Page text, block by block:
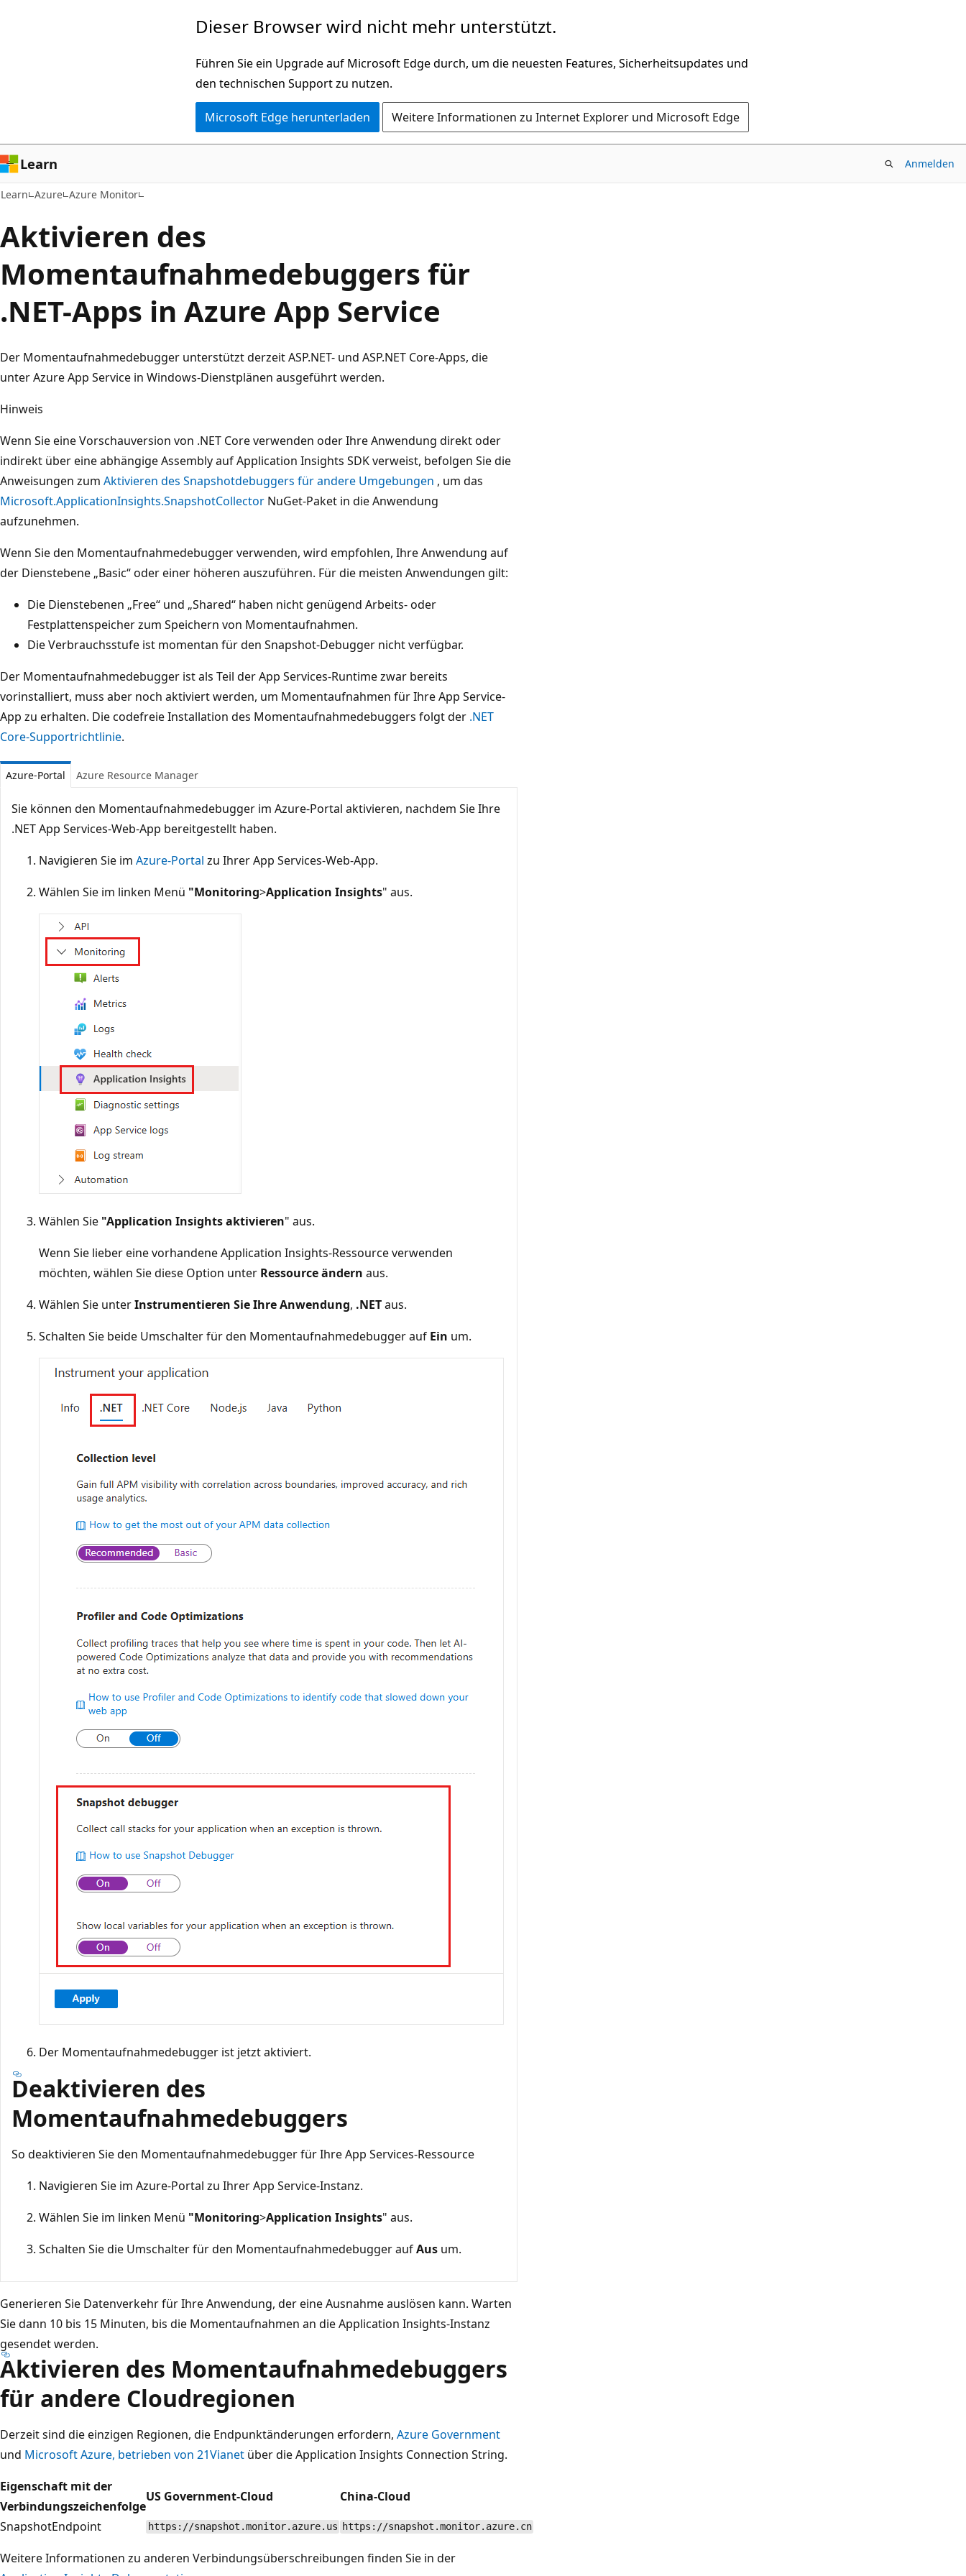
Dieser Browser wird nicht mehr unterstützt.
Führen Sie ein Upgrade auf Microsoft Edge durch, um die neuesten Features, Sicherheitsupdates und
den technischen Support zu nutzen.
Microsoft Edge herunterladen Weitere Informationen zu Internet Explorer und Microsoft Edge
Learn Anmelden
Learn Azure Azure Monitor
Aktivieren des
Momentaufnahmedebuggers für
.NET-Apps in Azure App Service
Der Momentaufnahmedebugger unterstützt derzeit ASP.NET- und ASP.NET Core-Apps, die
unter Azure App Service in Windows-Dienstplänen ausgeführt werden.
Hinweis
Wenn Sie eine Vorschauversion von .NET Core verwenden oder Ihre Anwendung direkt oder
indirekt über eine abhängige Assembly auf Application Insights SDK verweist, befolgen Sie die
Anweisungen zum Aktivieren des Snapshotdebuggers für andere Umgebungen , um das
Microsoft.ApplicationInsights.SnapshotCollector NuGet-Paket in die Anwendung
aufzunehmen.
Wenn Sie den Momentaufnahmedebugger verwenden, wird empfohlen, Ihre Anwendung auf
der Dienstebene „Basic“ oder einer höheren auszuführen. Für die meisten Anwendungen gilt:
Die Dienstebenen „Free“ und „Shared“ haben nicht genügend Arbeits- oder
Festplattenspeicher zum Speichern von Momentaufnahmen.
Die Verbrauchsstufe ist momentan für den Snapshot-Debugger nicht verfügbar.
Der Momentaufnahmedebugger ist als Teil der App Services-Runtime zwar bereits
vorinstalliert, muss aber noch aktiviert werden, um Momentaufnahmen für Ihre App Service-
App zu erhalten. Die codefreie Installation des Momentaufnahmedebuggers folgt der .NET
Core-Supportrichtlinie.
Azure-Portal Azure Resource Manager
Sie können den Momentaufnahmedebugger im Azure-Portal aktivieren, nachdem Sie Ihre
.NET App Services-Web-App bereitgestellt haben.
Navigieren Sie im Azure-Portal zu Ihrer App Services-Web-App.
Wählen Sie im linken Menü "Monitoring>Application Insights" aus.
Wählen Sie "Application Insights aktivieren" aus.
Wenn Sie lieber eine vorhandene Application Insights-Ressource verwenden
möchten, wählen Sie diese Option unter Ressource ändern aus.
Wählen Sie unterInstrumentieren Sie Ihre Anwendung, .NETaus.
Schalten Sie beide Umschalter für den Momentaufnahmedebugger auf Ein um.
Der Momentaufnahmedebugger ist jetzt aktiviert.
Deaktivieren des
Momentaufnahmedebuggers
So deaktivieren Sie den Momentaufnahmedebugger für Ihre App Services-Ressource
Navigieren Sie im Azure-Portal zu Ihrer App Service-Instanz.
Wählen Sie im linken Menü "Monitoring>Application Insights" aus.
Schalten Sie die Umschalter für den Momentaufnahmedebugger aufAus um.
Generieren Sie Datenverkehr für Ihre Anwendung, der eine Ausnahme auslösen kann. Warten
Sie dann 10 bis 15 Minuten, bis die Momentaufnahmen an die Application Insights-Instanz
gesendet werden.
Aktivieren des Momentaufnahmedebuggers
für andere Cloudregionen
Derzeit sind die einzigen Regionen, die Endpunktänderungen erfordern, Azure Government
und Microsoft Azure, betrieben von 21Vianet über die Application Insights Connection String.
Eigenschaft mit der
Verbindungszeichenfolge
US Government-Cloud
China-Cloud
SnapshotEndpoint
https://snapshot.monitor.azure.us https://snapshot.monitor.azure.cn
Weitere Informationen zu anderen Verbindungsüberschreibungen finden Sie in der